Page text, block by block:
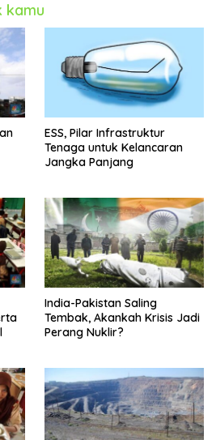
kamu
ESS, Pilar Infrastruktur
Tenaga untuk Kelancaran
Jangka Panjang
India-Pakistan Saling
Tembak, Akankah Krisis Jadi
Perang Nuklir?